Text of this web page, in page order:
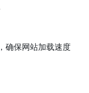
确保网站加载速度